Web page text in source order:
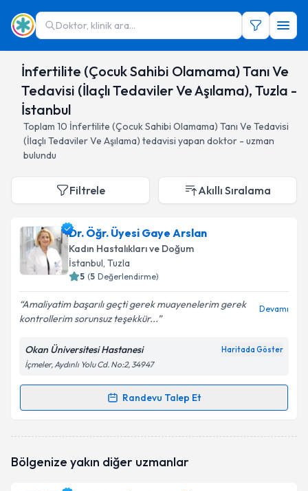
Doktor, klinik ara...
İnfertilite (Çocuk Sahibi Olamama) Tanı Ve
Tedavisi (İlaçlı Tedaviler Ve Aşılama), Tuzla -
İstanbul
Toplam 10 İnfertilite (Çocuk Sahibi Olamama) Tanı Ve Tedavisi
(İlaçlı Tedaviler Ve Aşılama) tedavisi yapan doktor - uzman
bulundu
Filtrele Akıllı Sıralama
Dr. Öğr. Üyesi Gaye Arslan
Kadın Hastalıkları ve Doğum
İstanbul, Tuzla
5 (5 Değerlendirme)
Amaliyatim başarılı geçti gerek muayenelerim gerek
kontrollerim sorunsuz teşekkür...
Devamı
Okan Üniversitesi Hastanesi Haritada Göster
İçmeler, Aydınlı Yolu Cd. No:2, 34947
Randevu Talep Et
Randevu Takvimi Talebi
talebi oluşturun. Size bu uzmandan randevu almanız
Bölgenize yakın diğer uzmanlar